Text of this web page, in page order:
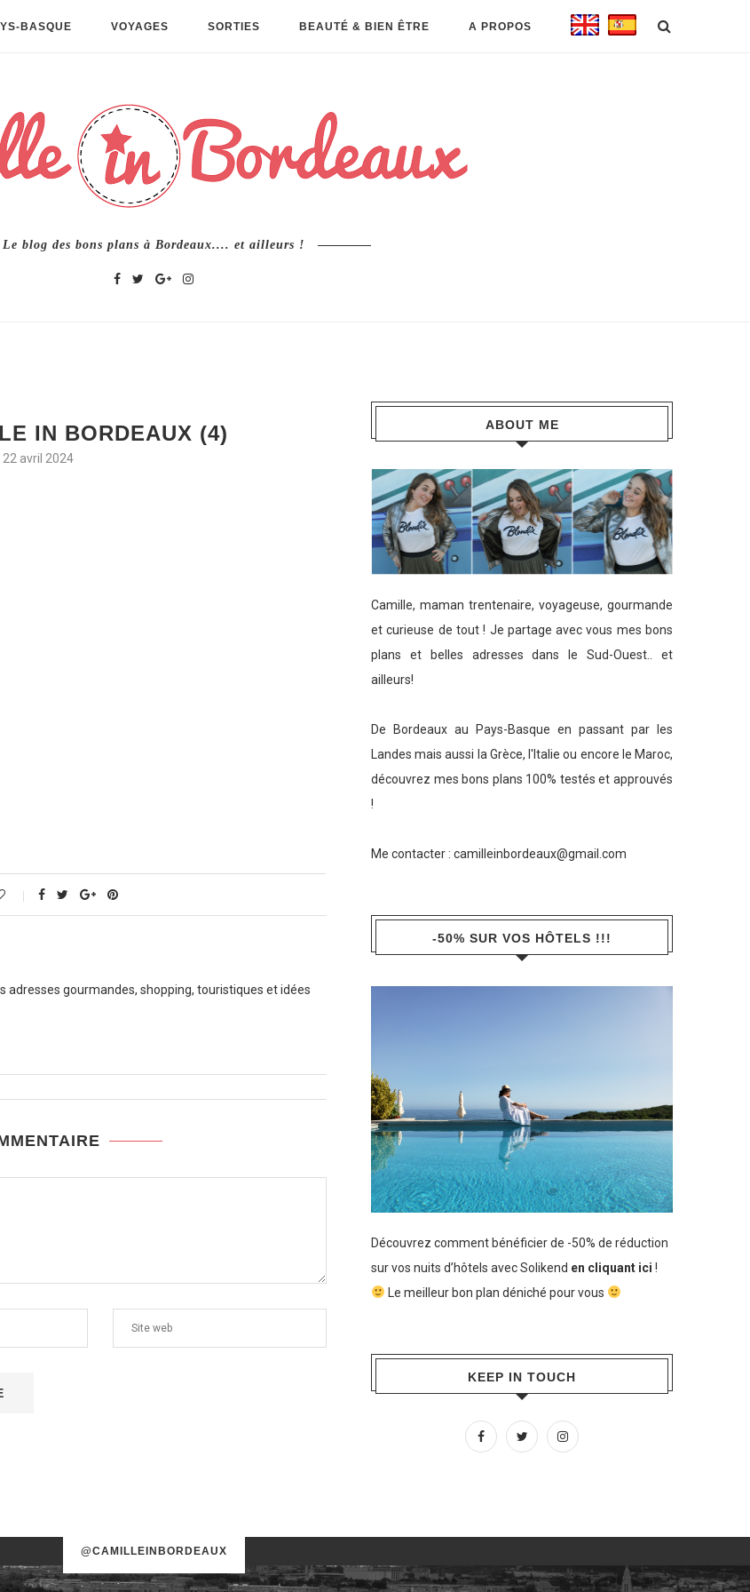
BASQUE VOYAGES SORTIES BEAUTÉ & BIEN ÊTRE A PROPOS
Le blog des bons plans à Bordeaux.... et ailleurs !
IN BORDEAUX (4)
22 avril 2024
adresses gourmandes, shopping, touristiques et idées
ABOUT ME
Camille, maman trentenaire, voyageuse, gourmande
et curieuse de tout ! Je partage avec vous mes bons
plans et belles adresses dans le Sud-Ouest.. et
ailleurs!
De Bordeaux au Pays-Basque en passant par les
Landes mais aussi la Grèce, l'Italie ou encore le Maroc,
découvrez mes bons plans 100% testés et approuvés
!
Me contacter : camilleinbordeaux@gmail.com
-50% SUR VOS HÔTELS !!!
Découvrez comment bénéficier de -50% de réduction
sur vos nuits d’hôtels avec Solikend en cliquant ici !
Le meilleur bon plan déniché pour vous
KEEP IN TOUCH
@CAMILLEINBORDEAUX